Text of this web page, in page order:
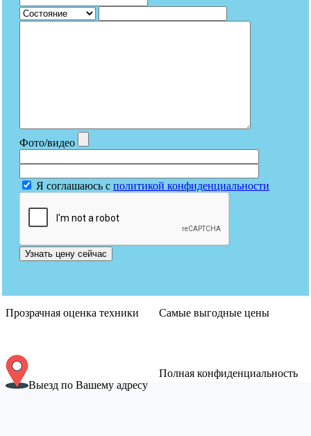
Фото/видео
Я соглашаюсь с политикой конфиденциальности
Узнать цену сейчас
Прозрачная оценка техники Самые выгодные цены
Выезд по Вашему адресу
Полная конфиденциальность